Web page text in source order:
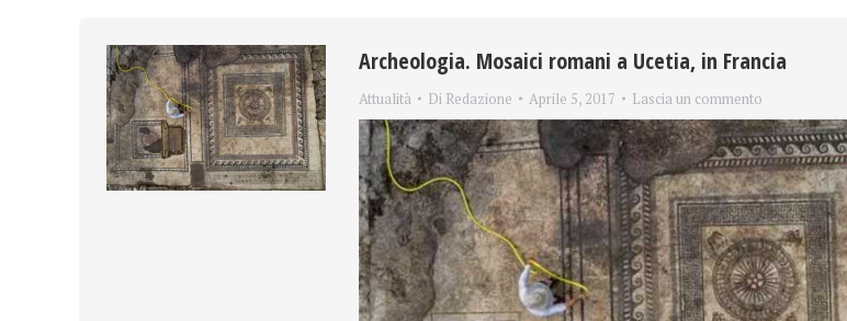
Archeologia. Mosaici romani a Ucetia, in Francia
Attualità Di Redazione Aprile 5, 2017 Lascia un commento